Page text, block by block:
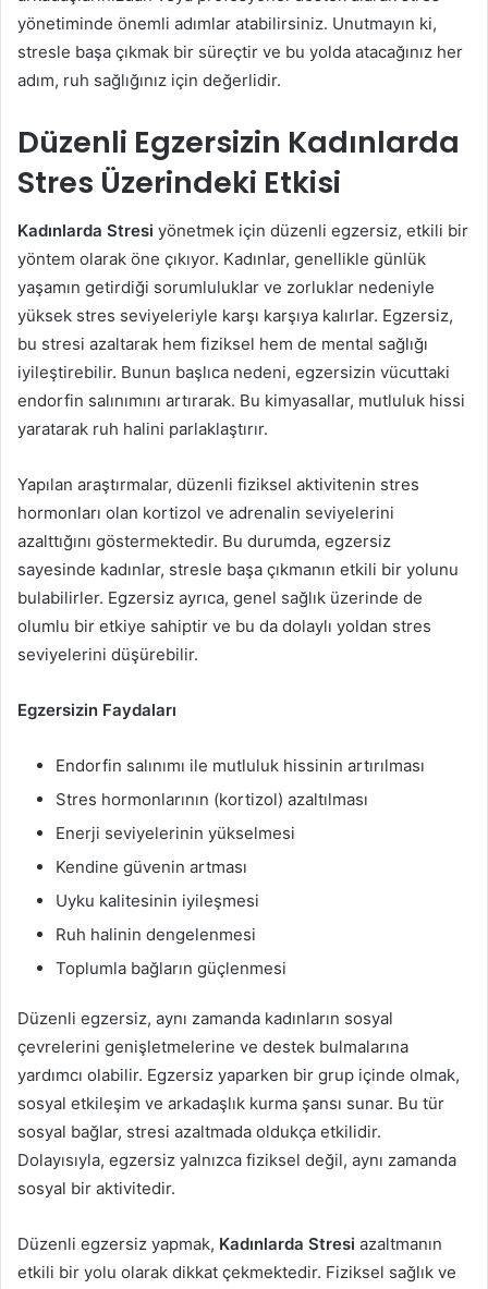
yönetiminde önemli adımlar atabilirsiniz. Unutmayın ki,
stresle başa çıkmak bir süreçtir ve bu yolda atacağınız her
adım, ruh sağlığınız için değerlidir.
Düzenli Egzersizin Kadınlarda
Stres Üzerindeki Etkisi
Kadınlarda Stresi yönetmek için düzenli egzersiz, etkili bir
yöntem olarak öne çıkıyor. Kadınlar, genellikle günlük
yaşamın getirdiği sorumluluklar ve zorluklar nedeniyle
yüksek stres seviyeleriyle karşı karşıya kalırlar. Egzersiz,
bu stresi azaltarak hem fiziksel hem de mental sağlığı
iyileştirebilir. Bunun başlıca nedeni, egzersizin vücuttaki
endorfin salınımını artırarak. Bu kimyasallar, mutluluk hissi
yaratarak ruh halini parlaklaştırır.
Yapılan araştırmalar, düzenli fiziksel aktivitenin stres
hormonları olan kortizol ve adrenalin seviyelerini
azalttığını göstermektedir. Bu durumda, egzersiz
sayesinde kadınlar, stresle başa çıkmanın etkili bir yolunu
bulabilirler. Egzersiz ayrıca, genel sağlık üzerinde de
olumlu bir etkiye sahiptir ve bu da dolaylı yoldan stres
seviyelerini düşürebilir.
Egzersizin Faydaları
Endorfin salınımı ile mutluluk hissinin artırılması
Stres hormonlarının (kortizol) azaltılması
Enerji seviyelerinin yükselmesi
Kendine güvenin artması
Uyku kalitesinin iyileşmesi
Ruh halinin dengelenmesi
Toplumla bağların güçlenmesi
Düzenli egzersiz, aynı zamanda kadınların sosyal
çevrelerini genişletmelerine ve destek bulmalarına
yardımcı olabilir. Egzersiz yaparken bir grup içinde olmak,
sosyal etkileşim ve arkadaşlık kurma şansı sunar. Bu tür
sosyal bağlar, stresi azaltmada oldukça etkilidir.
Dolayısıyla, egzersiz yalnızca fiziksel değil, aynı zamanda
sosyal bir aktivitedir.
Düzenli egzersiz yapmak, Kadınlarda Stresi azaltmanın
etkili bir yolu olarak dikkat çekmektedir. Fiziksel sağlık ve